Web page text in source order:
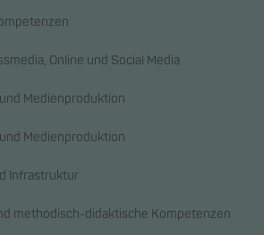
Online und Social Media
Medienproduktion
Medienproduktion
Infrastruktur
methodisch-didaktische Kompetenzen